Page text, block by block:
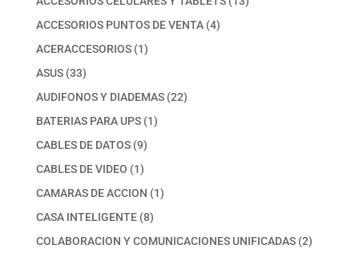
ACCESORIOS PUNTOS DE VENTA 44
ACERACCESORIOS 11
ASUS 3333
productos
AUDIFONOS Y DIADEMAS 2222
BATERIAS PARA UPS 11
CABLES DE DATOS 99
productos
CABLES DE VIDEO 11
producto
CAMARAS DE ACCION 11
CASA INTELIGENTE 88
productos
COLABORACION Y COMUNICACIONES UNIFICADAS 22